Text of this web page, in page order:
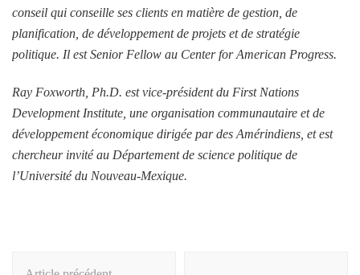
conseil qui conseille ses clients en matière de gestion, de
planification, de développement de projets et de stratégie
politique. Il est Senior Fellow au Center for American Progress.
Ray Foxworth, Ph.D. est vice-président du First Nations
Development Institute, une organisation communautaire et de
développement économique dirigée par des Amérindiens, et est
chercheur invité au Département de science politique de
l’Université du Nouveau-Mexique.